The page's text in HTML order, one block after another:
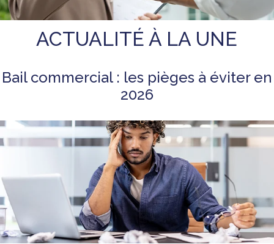
ACTUALITÉ À LA UNE
Bail commercial : les pièges à éviter en
2026